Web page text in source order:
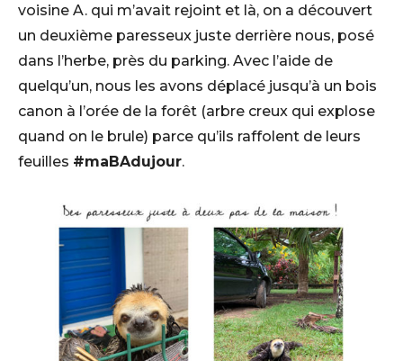
voisine A. qui m’avait rejoint et là, on a découvert
un deuxième paresseux juste derrière nous, posé
dans l’herbe, près du parking. Avec l’aide de
quelqu’un, nous les avons déplacé jusqu’à un bois
canon à l’orée de la forêt (arbre creux qui explose
quand on le brule) parce qu’ils raffolent de leurs
feuilles #maBAdujour.